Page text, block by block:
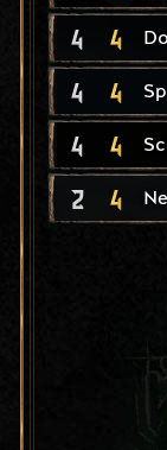
4 4
4 4
4 4
2 4